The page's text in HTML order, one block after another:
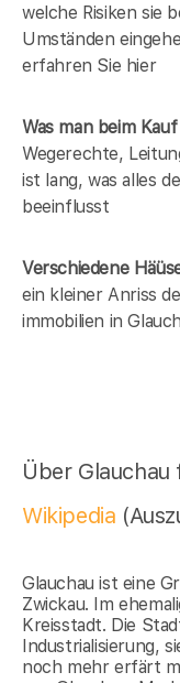
welche Risiken sie
Umständen
erfahren Sie hier
Was man beim
Wegerechte,
ist lang, was alles
beeinflusst
Verschiedene
ein kleiner Anriss
immobilien in
Über
Wikipedia
Glauchau ist eine
Zwickau. Im
Kreisstadt. Die
Industrialisierung,
noch mehr erfärt